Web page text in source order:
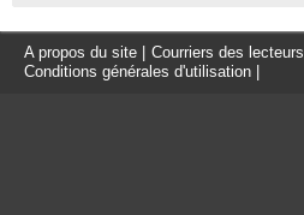
A propos du site Courriers des lecteurs
Conditions générales d'utilisation